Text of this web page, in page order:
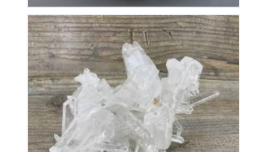
Cristal de Roche
280€